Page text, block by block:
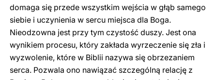
domaga się przede wszystkim wejścia w głąb samego
siebie i uczynienia w sercu miejsca dla Boga.
Nieodzowna jest przy tym czystość duszy. Jest ona
wynikiem procesu, który zakłada wyrzeczenie się zła i
wyzwolenie, które w Biblii nazywa się obrzezaniem
serca. Pozwala ono nawiązać szczególną relację z